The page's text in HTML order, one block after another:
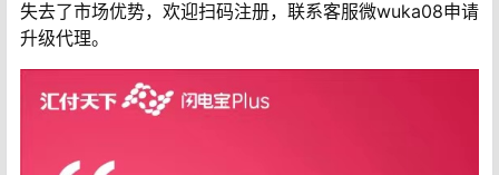
失去了市场优势，欢迎扫码注册，联系客服微wuka08申请
升级代理。